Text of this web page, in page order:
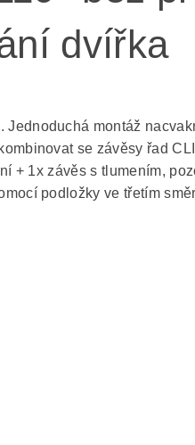
dvířka
montáž
se závěsy řad
+ 1x závěs s tlumením,
podložky ve třetím